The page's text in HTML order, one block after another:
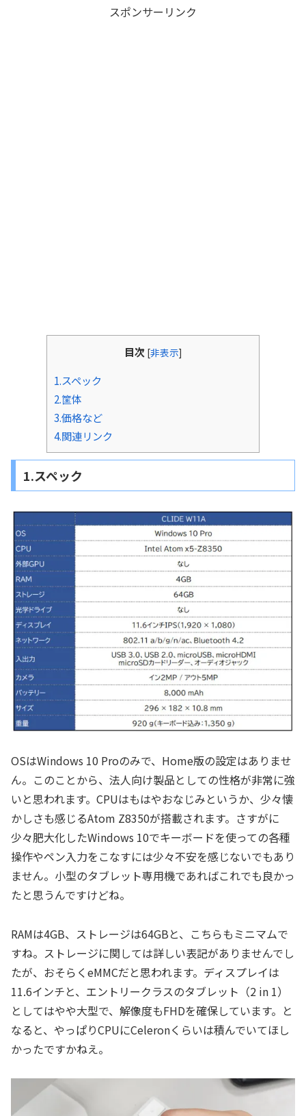
スポンサーリンク
目次 [非表示]
1.スペック
2.筐体
3.価格など
4.関連リンク
1.スペック
OSはWindows 10 Proのみで、Home版の設定はありませ
ん。このことから、法人向け製品としての性格が非常に強
いと思われます。CPUはもはやおなじみというか、少々懐
かしさも感じるAtom Z8350が搭載されます。さすがに
少々肥大化したWindows 10でキーボードを使っての各種
操作やペン入力をこなすには少々不安を感じないでもあり
ません。小型のタブレット専用機であればこれでも良かっ
たと思うんですけどね。
RAMは4GB、ストレージは64GBと、こちらもミニマムで
すね。ストレージに関しては詳しい表記がありませんでし
たが、おそらくeMMCだと思われます。ディスプレイは
11.6インチと、エントリークラスのタブレット（2 in 1）
としてはやや大型で、解像度もFHDを確保しています。と
なると、やっぱりCPUにCeleronくらいは積んでいてほし
かったですかねえ。